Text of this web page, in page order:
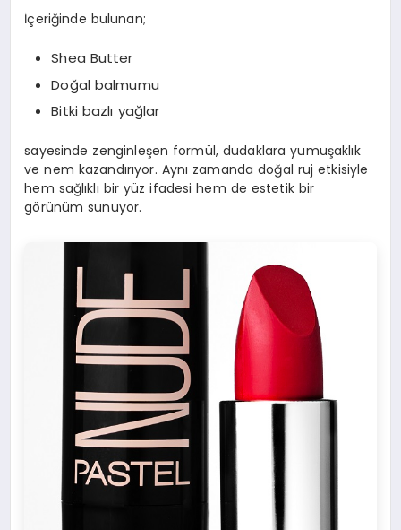
İçeriğinde bulunan;
Shea Butter
Doğal balmumu
Bitki bazlı yağlar
sayesinde zenginleşen formül, dudaklara yumuşaklık
ve nem kazandırıyor. Aynı zamanda doğal ruj etkisiyle
hem sağlıklı bir yüz ifadesi hem de estetik bir
görünüm sunuyor.